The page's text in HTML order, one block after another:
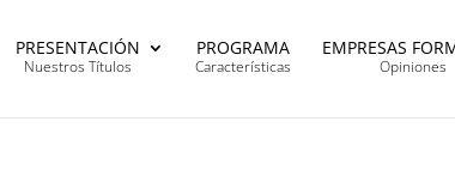
PRESENTACIÓN
Nuestros Títulos
PROGRAMA
Características
EMPRESAS
Opiniones